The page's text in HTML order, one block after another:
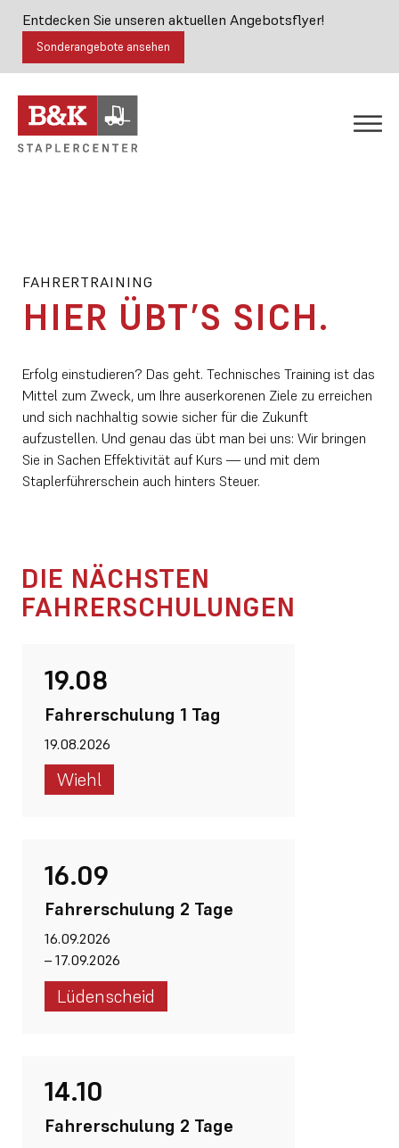
Entdecken Sie unseren aktuellen Angebotsflyer!
Sonderangebote ansehen
FAHRERTRAINING
HIER ÜBT’S SICH.
Erfolg einstudieren? Das geht. Technisches Training ist das
Mittel zum Zweck, um Ihre auserkorenen Ziele zu erreichen
und sich nachhaltig sowie sicher für die Zukunft
aufzustellen. Und genau das übt man bei uns: Wir bringen
Sie in Sachen Effektivität auf Kurs — und mit dem
Staplerführerschein auch hinters Steuer.
DIE NÄCHSTEN
FAHRERSCHULUNGEN
19.08
Fahrerschulung 1 Tag
19.08.2026
Wiehl
16.09
Fahrerschulung 2 Tage
16.09.2026
–17.09.2026
Lüdenscheid
14.10
Fahrerschulung 2 Tage